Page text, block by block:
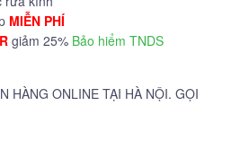
MIỄN PHÍ
giảm 25% Bảo hiểm TNDS
HÀNG ONLINE TẠI HÀ NỘI. GỌI